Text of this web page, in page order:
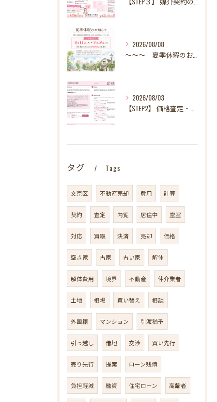
2026/08/08
2026/08/03
タグ Tags
文京区 不動産売却 費用 計算
契約 査定 内覧 居住中 空室
対応 買取 決済 売却 価格
空き家 古家 古い家 解体
解体費用 境界 不動産 仲介業者
土地 相場 買い替え 相談
外国籍 マンション 引渡猶予
引っ越し 借地 交渉 買い先行
売り先行 提案 ローン残債
負担軽減 融資 住宅ローン 高齢者